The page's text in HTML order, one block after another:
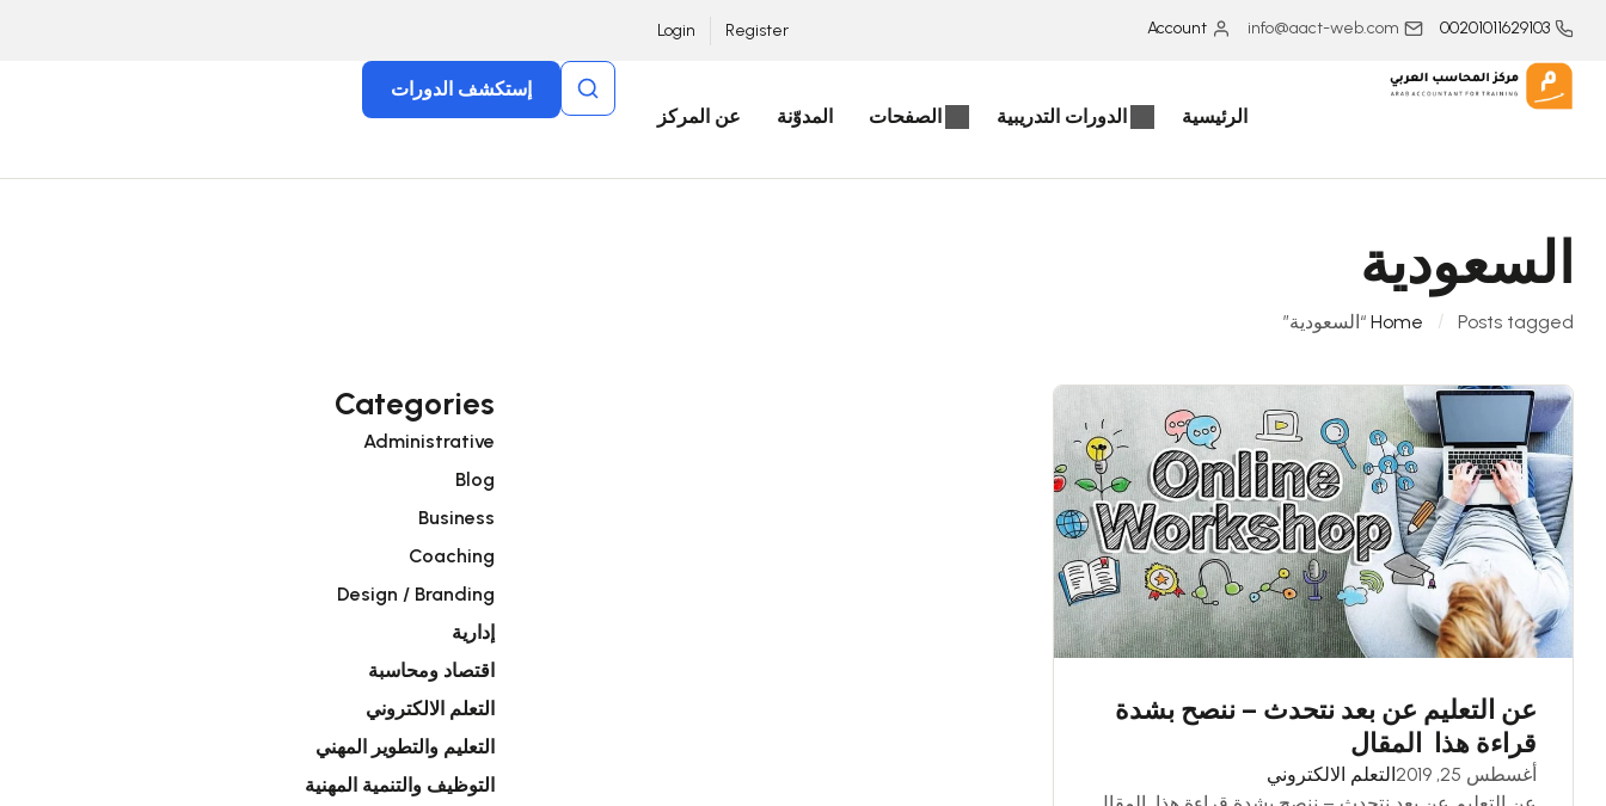
00201011629103
info@aact-web.com
Account
Register
Login
الرئيسية الدورات التدريبية الصفحات المدوّنة عن المركز
إستكشف الدورات
السعودية
Home Posts tagged “السعودية”
عن التعليم عن بعد نتحدث – ننصح بشدة
قراءة هذا المقال
أغسطس 25, 2019
التعلم الالكتروني
Categories
Administrative
Blog
Business
Coaching
Design / Branding
إدارية
اقتصاد ومحاسبة
التعلم الالكتروني
التعليم والتطوير المهني
التوظيف والتنمية المهنية